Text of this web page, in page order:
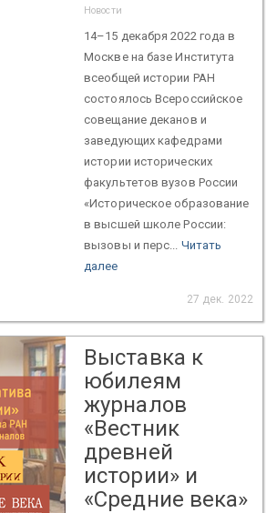
Новости
14–15 декабря 2022 года в
Москве на базе Института
всеобщей истории РАН
состоялось Всероссийское
совещание деканов и
заведующих кафедрами
истории исторических
факультетов вузов России
«Историческое образование
в высшей школе России:
вызовы и перс... Читать
далее
27 дек. 2022
Выставка к
юбилеям
журналов
«Вестник
древней
истории» и
«Средние века»